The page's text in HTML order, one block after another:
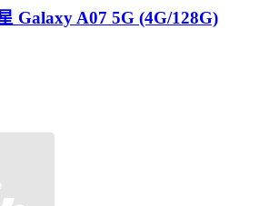
Galaxy A07 5G (4G/128G)